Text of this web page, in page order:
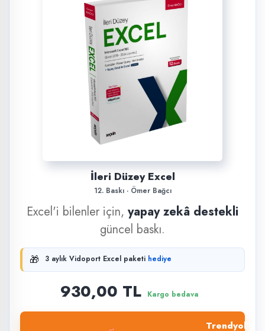
İleri Düzey Excel
12. Baskı · Ömer Bağcı
Excel'i bilenler için, yapay zekâ destekli
güncel baskı.
🎁 3 aylık Vidoport Excel paketi hediye
930,00 TL Kargo bedava
Trendyol'dan